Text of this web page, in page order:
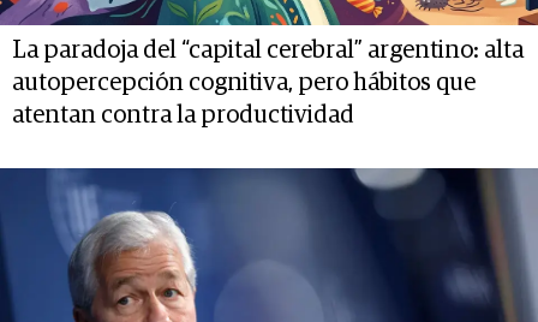
La paradoja del “capital cerebral” argentino: alta
autopercepción cognitiva, pero hábitos que
atentan contra la productividad